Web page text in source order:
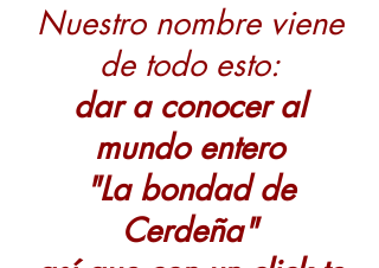
Nuestro nombre viene
de todo esto:
dar a conocer al
mundo entero
"La bondad de
Cerdeña"